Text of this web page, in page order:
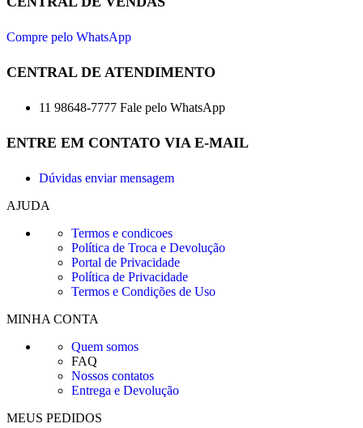
Compre pelo WhatsApp
CENTRAL DE ATENDIMENTO
11 98648-7777 Fale pelo WhatsApp
ENTRE EM CONTATO VIA E-MAIL
Dúvidas enviar mensagem
AJUDA
Termos e condicoes
Política de Troca e Devolução
Portal de Privacidade
Política de Privacidade
Termos e Condições de Uso
MINHA CONTA
Quem somos
FAQ
Nossos contatos
Entrega e Devolução
MEUS PEDIDOS